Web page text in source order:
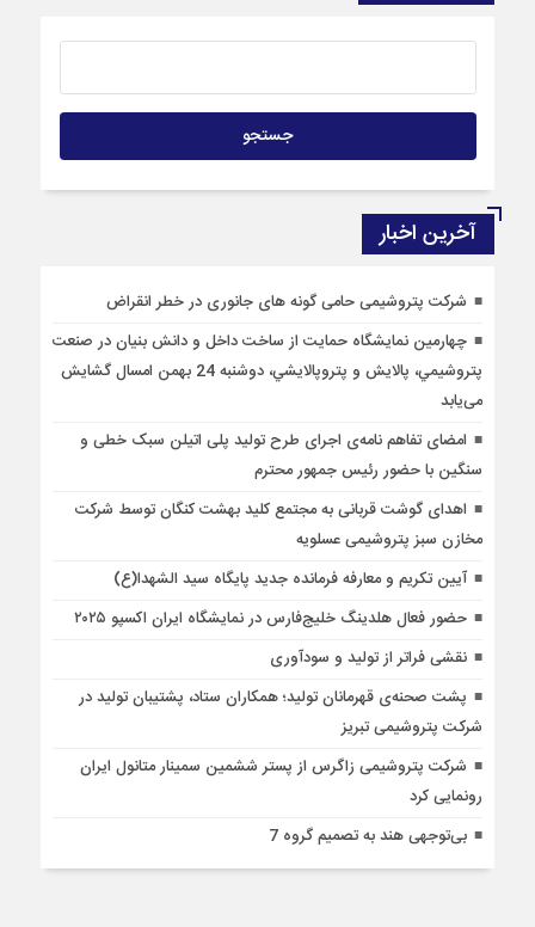
آخرین اخبار
شرکت پتروشیمی حامی گونه های جانوری در خطر انقراض
چهارمین نمایشگاه حمایت از ساخت داخل و دانش بنيان در صنعت
پتروشيمي، پالايش و پتروپالايشي، دوشنبه 24 بهمن امسال گشایش
می‌یابد
امضای تفاهم نامه‌ی اجرای طرح تولید پلی اتیلن سبک خطی و
سنگین با حضور رئیس جمهور محترم
اهدای گوشت قربانی به مجتمع کليد بهشت کنگان توسط شرکت
مخازن سبز پتروشیمی عسلویه
آیین تکریم و معارفه فرمانده جدید پایگاه سید الشهدا(ع)
حضور فعال هلدینگ خلیج‌فارس در نمایشگاه ایران اکسپو ۲۰۲۵
نقشی فراتر از تولید و سودآوری
پشت صحنه‌ی قهرمانان تولید؛ همكاران ستاد، پشتیبان تولید در
شركت پتروشیمی تبریز
شرکت پتروشیمی زاگرس از پستر ششمین سمینار متانول ایران
رونمایی کرد
بی‌توجهی هند به تصمیم گروه 7